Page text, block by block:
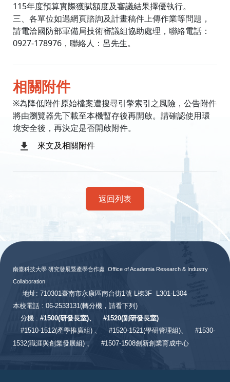
115年度預算實際獲賦額度及審議結果擇優執行。
三、各單位如遇網頁諮詢及計畫稿件上傳作業等問題，
請電洽國防部軍備局技術審議組協助處理，聯絡電話：
0927-178976，聯絡人：呂先生。
相關附件
※為降低附件原始檔案遭搜尋引擎索引之風險，公告附件
將由瀏覽器先下載至本機暫存後再開啟。請確認使用環
境安全後，再決定是否開啟附件。
來文及相關附件
返回列表
南臺科技大學 研究發展暨產學合作處 Office of Academia Research & Industry
Collaboration
地址: 710301臺南市永康區南台街1號 L棟3F L301-L304
本校電話 : 06-2533131(轉分機，請看下列)
分機 : #1500(研發長室)、 #1520(副研發長室)
#1510-1512(產學推廣組) 、 #1520-1521(學研管理組)、
#1530-
1532(職涯與創業發展組) 、
#1507-1508創新創業育成中心